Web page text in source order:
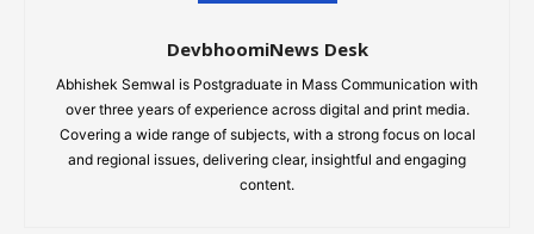
DevbhoomiNews Desk
Abhishek Semwal is Postgraduate in Mass Communication with
over three years of experience across digital and print media.
Covering a wide range of subjects, with a strong focus on local
and regional issues, delivering clear, insightful and engaging
content.